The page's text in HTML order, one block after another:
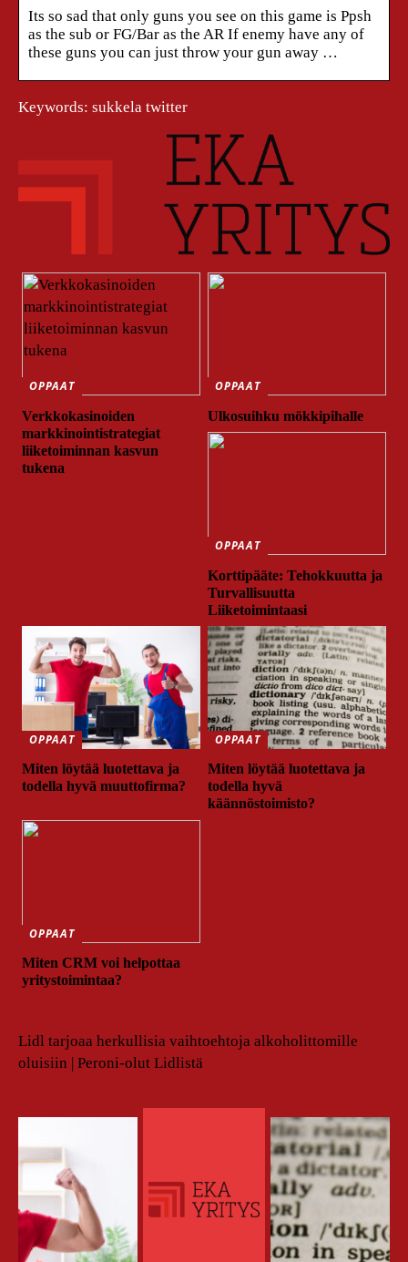
Its so sad that only guns you see on this game is Ppsh
as the sub or FG/Bar as the AR If enemy have any of
these guns you can just throw your gun away …
Keywords: sukkela twitter
OPPAAT
Verkkokasinoiden
markkinointistrategiat
liiketoiminnan kasvun
tukena
OPPAAT
Ulkosuihku mökkipihalle
OPPAAT
Korttipääte: Tehokkuutta ja
Turvallisuutta
Liiketoimintaasi
OPPAAT
Miten löytää luotettava ja
todella hyvä muuttofirma?
OPPAAT
Miten löytää luotettava ja
todella hyvä
käännöstoimisto?
OPPAAT
Miten CRM voi helpottaa
yritystoimintaa?
Lidl tarjoaa herkullisia vaihtoehtoja alkoholittomille
oluisiin | Peroni-olut Lidlistä